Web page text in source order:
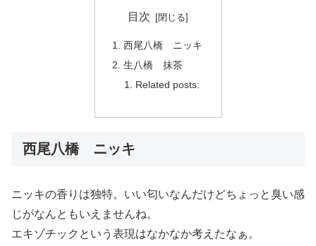
目次
西尾八橋 ニッキ
生八橋 抹茶
Related posts:
西尾八橋 ニッキ
ニッキの香りは独特。いい匂いなんだけどちょっと臭い感
じがなんともいえませんね。
エキゾチックという表現はなかなか考えたなぁ。